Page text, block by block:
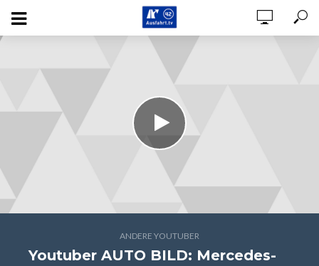
ANDERE YOUTUBER
Youtuber AUTO BILD: Mercedes-